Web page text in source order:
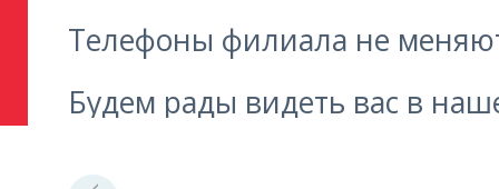
Телефоны филиала не
Будем рады видеть вас в